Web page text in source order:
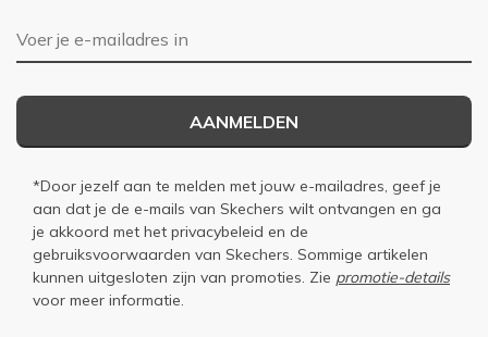
E-mailadres
AANMELDEN
*Door jezelf aan te melden met jouw e-mailadres, geef je
aan dat je de e-mails van Skechers wilt ontvangen en ga
je akkoord met het privacybeleid en de
gebruiksvoorwaarden van Skechers. Sommige artikelen
kunnen uitgesloten zijn van promoties. Zie promotie-details
voor meer informatie.